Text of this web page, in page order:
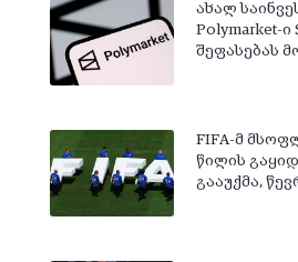
ახალ
Polymarket-
შეფასებას
FIFA-მ
წილის
გააუქმა,